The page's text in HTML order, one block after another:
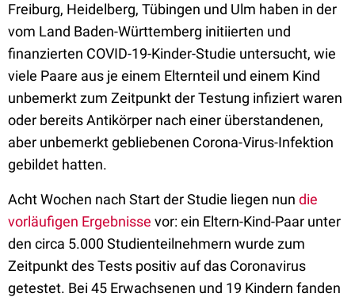
Freiburg, Heidelberg, Tübingen und Ulm haben in der
vom Land Baden-Württemberg initiierten und
finanzierten COVID-19-Kinder-Studie untersucht, wie
viele Paare aus je einem Elternteil und einem Kind
unbemerkt zum Zeitpunkt der Testung infiziert waren
oder bereits Antikörper nach einer überstandenen,
aber unbemerkt gebliebenen Corona-Virus-Infektion
gebildet hatten.
Acht Wochen nach Start der Studie liegen nun die
vorläufigen Ergebnisse vor: ein Eltern-Kind-Paar unter
den circa 5.000 Studienteilnehmern wurde zum
Zeitpunkt des Tests positiv auf das Coronavirus
getestet. Bei 45 Erwachsenen und 19 Kindern fanden